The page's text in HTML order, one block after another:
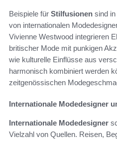
Beispiele für Stilfusionen sind
von internationalen
Vivienne Westwood integrieren
britischer Mode mit punkigen
wie kulturelle Einflüsse aus
harmonisch kombiniert werden
zeitgenössischen
Internationale Modedesigner
Internationale Modedesigner
Vielzahl von Quellen. Reisen,